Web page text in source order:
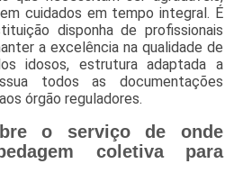
cuidados em tempo integral. É
disponha de profissionais
a excelência na qualidade de
idosos, estrutura adaptada a
todos as documentações
órgão reguladores.
o serviço de onde
coletiva para